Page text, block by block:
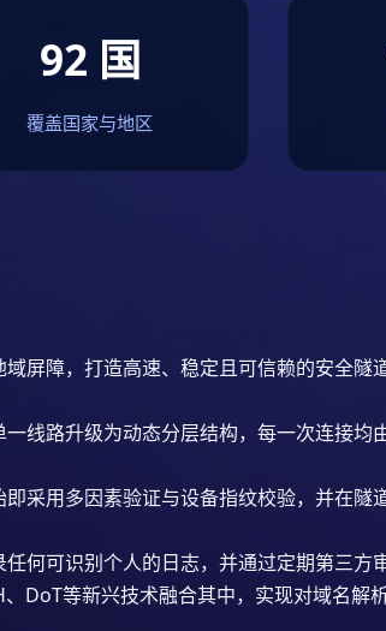
92 国
覆盖国家与地区
屏障，打造高速、稳定且可信赖的安全
线路升级为动态分层结构，每一次连接
采用多因素验证与设备指纹校验，并在
何可识别个人的日志，并通过定期第三方
DoT等新兴技术融合其中，实现对域名